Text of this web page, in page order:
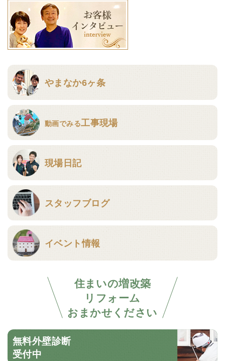
やまなか6ヶ条
動画でみる工事現場
現場日記
スタッフブログ
イベント情報
住まいの増改築
リフォーム
おまかせください
無料外壁診断
受付中